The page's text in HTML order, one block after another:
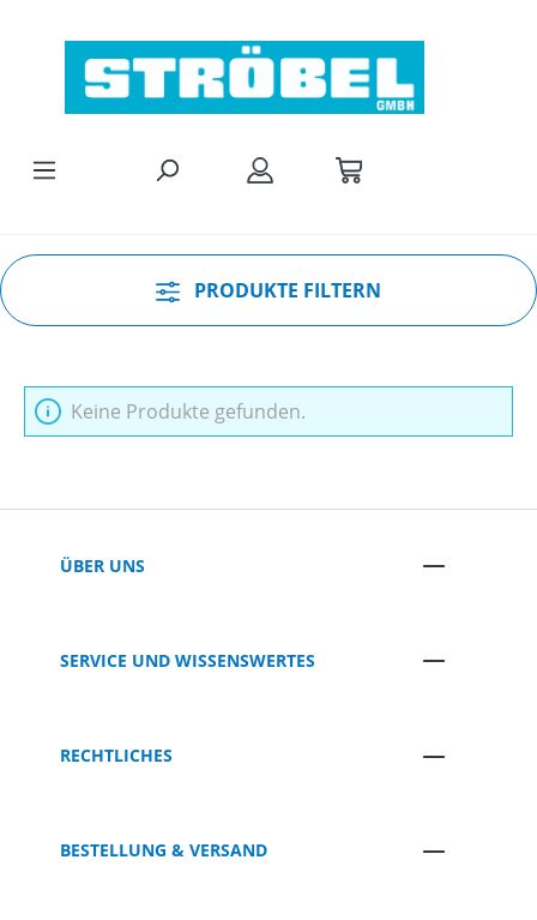
PRODUKTE FILTERN
Keine Produkte gefunden.
ÜBER UNS
SERVICE UND WISSENSWERTES
RECHTLICHES
BESTELLUNG & VERSAND